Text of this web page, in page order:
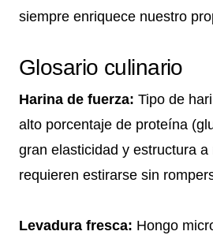
siempre enriquece nuestro
Glosario culinario
Harina de fuerza: Tipo de
alto porcentaje de proteína
gran elasticidad y estructura a
requieren estirarse sin
Levadura fresca: Hongo